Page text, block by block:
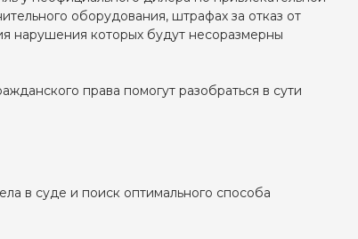
оборудования, штрафах за отказ от
нарушения которых будут несоразмерны
права помогут разобраться в сути
в суде и поиск оптимального способа